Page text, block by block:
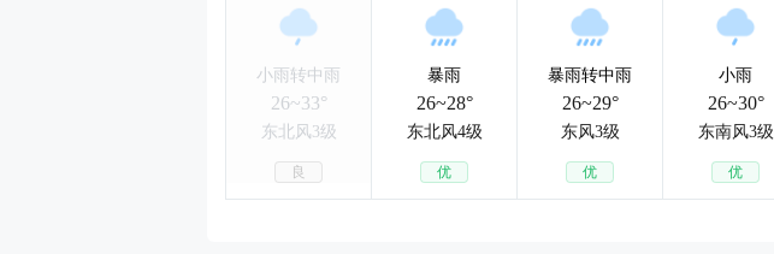
小雨转中雨
26~33°
东北风3级
良
暴雨
26~28°
东北风4级
优
暴雨转中雨
26~29°
东风3级
优
小雨
26~30°
东南风3级
优